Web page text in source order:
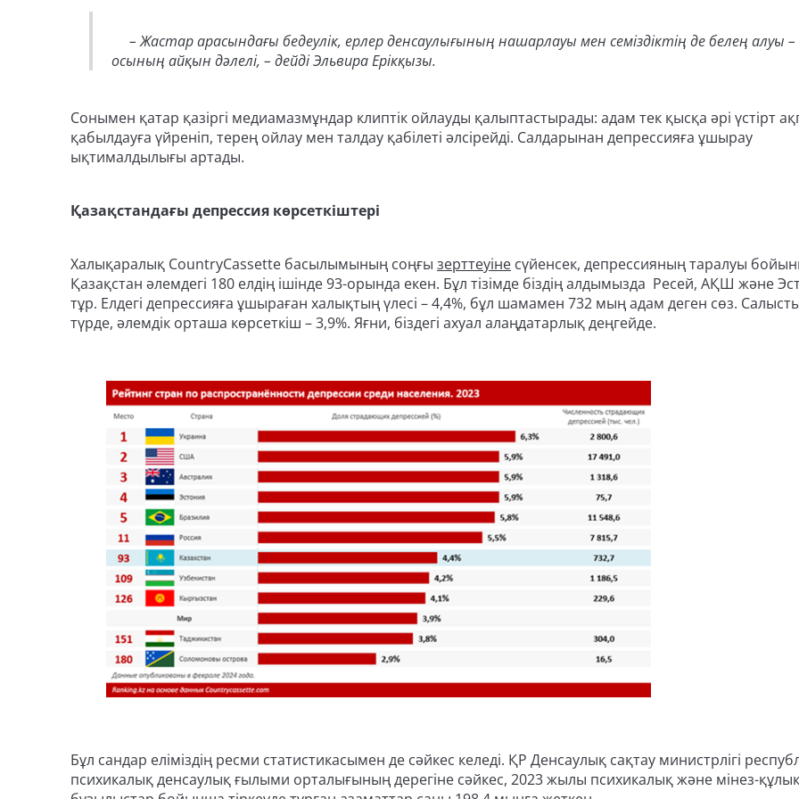
– Жастар арасындағы бедеулік, ерлер денсаулығының нашарлауы мен семіздіктің де белең алуы –
осының айқын дәлелі, – дейді Эльвира Ерікқызы.
Сонымен қатар қазіргі медиамазмұндар клиптік ойлауды қалыптастырады: адам тек қысқа әрі үстірт
қабылдауға үйреніп, терең ойлау мен талдау қабілеті әлсірейді. Салдарынан депрессияға ұшырау
ықтималдылығы артады.
Қазақстандағы депрессия көрсеткіштері
Халықаралық CountryCassette басылымының соңғы зерттеуіне сүйенсек, депрессияның таралуы
Қазақстан әлемдегі 180 елдің ішінде 93-орында екен. Бұл тізімде біздің алдымызда Ресей, АҚШ және
тұр. Елдегі депрессияға ұшыраған халықтың үлесі – 4,4%, бұл шамамен 732 мың адам деген сөз.
түрде, әлемдік орташа көрсеткіш – 3,9%. Яғни, біздегі ахуал алаңдатарлық деңгейде.
Бұл сандар еліміздің ресми статистикасымен де сәйкес келеді. ҚР Денсаулық сақтау министрлігі
психикалық денсаулық ғылыми орталығының дерегіне сәйкес, 2023 жылы психикалық және мінез-